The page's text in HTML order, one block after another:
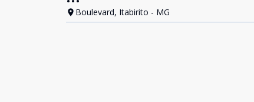
Boulevard, Itabirito - MG